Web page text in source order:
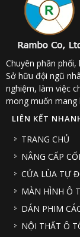
Chuyên phân
Sở hữu đội ngũ
nghiệm, làm việc
mong muốn mang
LIÊN KẾT
TRANG CHỦ
NÂNG CẤP
CỬA LÙA TỰ
MÀN HÌNH Ô
DÁN PHIM
NỘI THẤT Ô